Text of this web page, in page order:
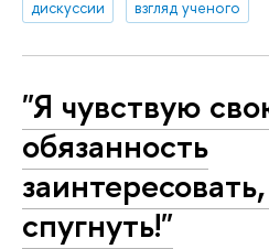
дискуссии
взгляд ученого
"Я чувствую
обязанность
спугнуть!"